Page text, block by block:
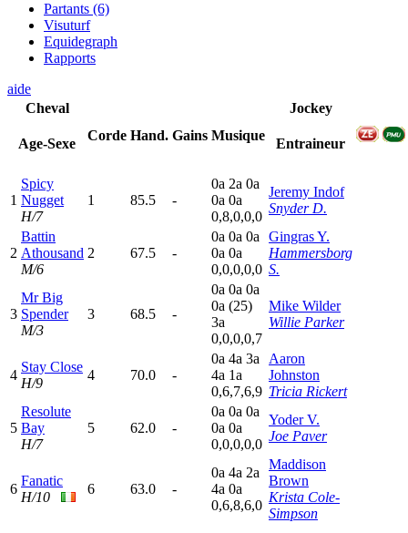
Partants (6)
Visuturf
Equidegraph
Rapports
aide
Cheval
Age-Sexe
Corde Hand. Gains Musique
Jockey
Entraineur
1
Spicy
Nugget
H/7
1 85.5 -
0a 2a 0a
0a 0a
0,8,0,0,0
Jeremy Indof
Snyder D.
2
Battin
Athousand
M/6
2 67.5 -
0a 0a 0a
0a 0a
0,0,0,0,0
Gingras Y.
Hammersborg
S.
3
Mr Big
Spender
M/3
3 68.5 -
0a 0a 0a
0a (25)
3a
0,0,0,0,7
Mike Wilder
Willie Parker
4
Stay Close
H/9
4 70.0 -
0a 4a 3a
4a 1a
0,6,7,6,9
Aaron
Johnston
Tricia Rickert
5
Resolute
Bay
H/7
5 62.0 -
0a 0a 0a
0a 0a
0,0,0,0,0
Yoder V.
Joe Paver
6
Fanatic
H/10
6 63.0 -
0a 4a 2a
4a 0a
0,6,8,6,0
Maddison
Brown
Krista Cole-
Simpson